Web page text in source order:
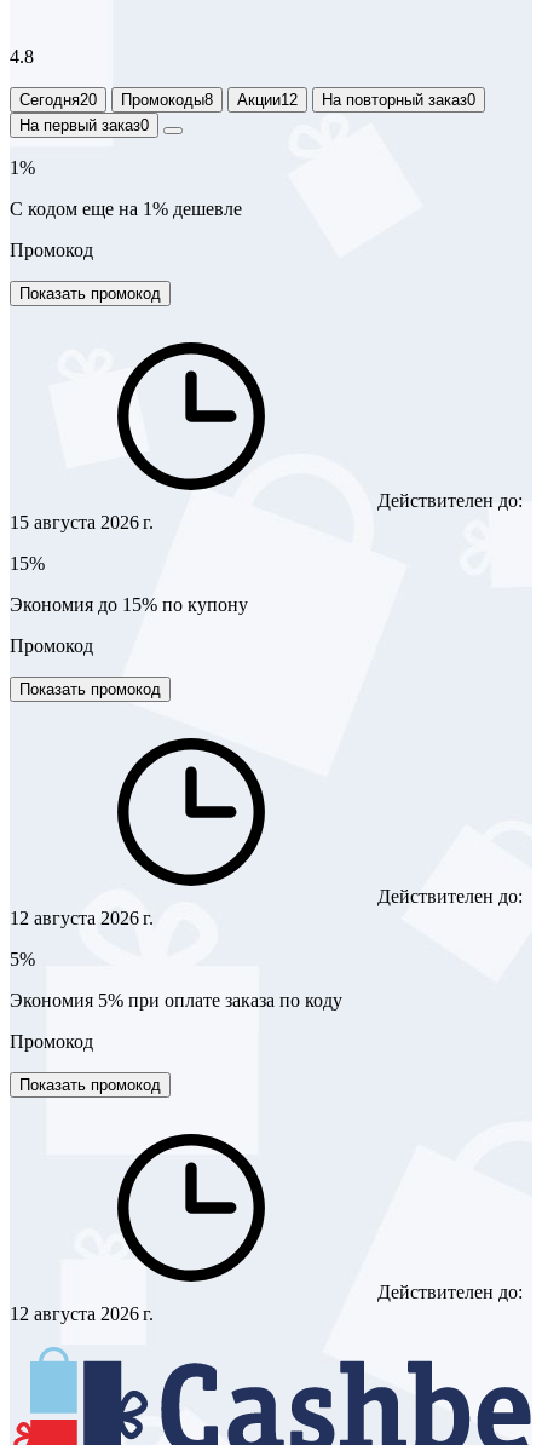
4.8
Сегодня20 Промокоды8 Акции12 На повторный заказ0
На первый заказ0
1%
С кодом еще на 1% дешевле
Промокод
Показать промокод
Действителен до:
15 августа 2026 г.
15%
Экономия до 15% по купону
Промокод
Показать промокод
Действителен до:
12 августа 2026 г.
5%
Экономия 5% при оплате заказа по коду
Промокод
Показать промокод
Действителен до:
12 августа 2026 г.